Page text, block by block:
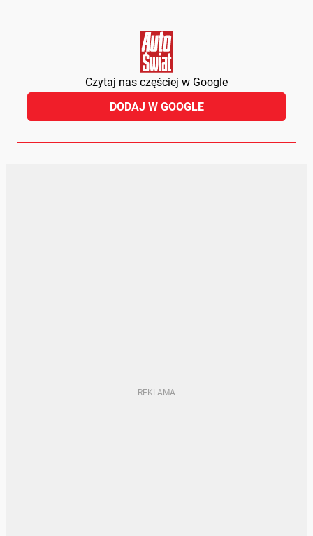
Czytaj nas częściej w Google
DODAJ W GOOGLE